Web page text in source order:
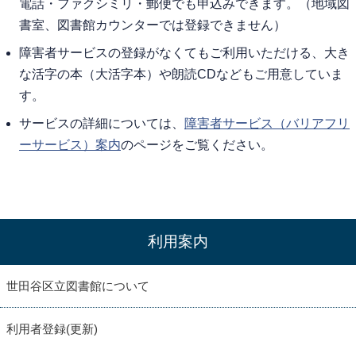
電話・ファクシミリ・郵便でも申込みできます。（地域図
書室、図書館カウンターでは登録できません）
障害者サービスの登録がなくてもご利用いただける、大き
な活字の本（大活字本）や朗読CDなどもご用意していま
す。
サービスの詳細については、 障害者サービス（バリアフリ
ーサービス）案内のページをご覧ください。
利用案内
世田谷区立図書館について
利用者登録(更新)